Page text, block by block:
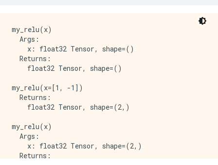
    }
  }
  attr {
    key: "_read_only_resource_inputs"
    value {
      }
    }
    key: "else_branch"
    value {
      func {
        name: "cond_false_34"
my_relu(x)
  Args:
    x: float32 Tensor, shape=()
  Returns:
    float32 Tensor, shape=()
my_relu(x=[1, -1])
  Returns:
    float32 Tensor, shape=(2,)
my_relu(x)
  Args:
    x: float32 Tensor, shape=(2,)
  Returns: